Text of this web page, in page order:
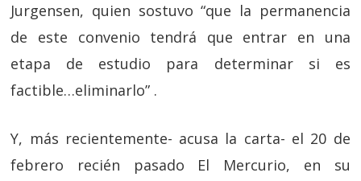
Jurgensen, quien sostuvo “que la permanencia
de este convenio tendrá que entrar en una
etapa de estudio para determinar si es
factible…eliminarlo” .
Y, más recientemente- acusa la carta- el 20 de
febrero recién pasado El Mercurio, en su